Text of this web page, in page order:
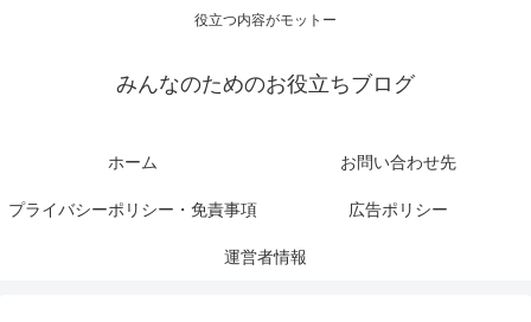
役立つ内容がモットー
みんなのためのお役立ちブログ
ホーム お問い合わせ先
プライバシーポリシー・免責事項 広告ポリシー
運営者情報